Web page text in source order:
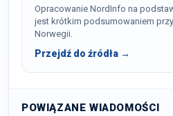
Opracowanie NordInfo na
jest krótkim podsumowaniem
Norwegii.
Przejdź do źródła →
POWIĄZANE WIADOMOŚCI